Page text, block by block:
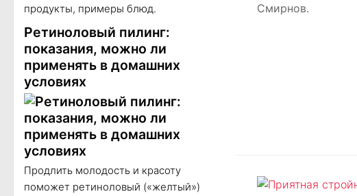
Смирнов.
продукты, примеры блюд.
Ретиноловый пилинг:
показания, можно ли
применять в домашних
условиях
Продлить молодость и красоту
поможет ретиноловый («желтый»)